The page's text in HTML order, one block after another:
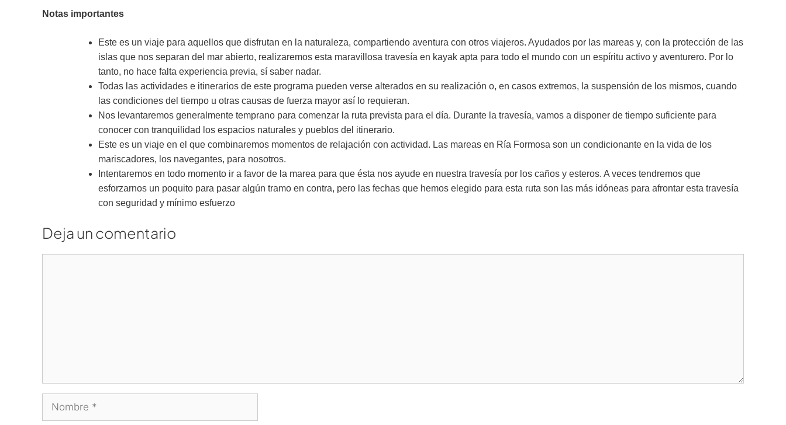
Notas importantes
Este es un viaje para aquellos que disfrutan en la naturaleza, compartiendo aventura con otros viajeros. Ayudados por las mareas y, con la protección de las
islas que nos separan del mar abierto, realizaremos esta maravillosa travesía en kayak apta para todo el mundo con un espíritu activo y aventurero. Por lo
tanto, no hace falta experiencia previa, sí saber nadar.
Todas las actividades e itinerarios de este programa pueden verse alterados en su realización o, en casos extremos, la suspensión de los mismos, cuando
las condiciones del tiempo u otras causas de fuerza mayor así lo requieran.
Nos levantaremos generalmente temprano para comenzar la ruta prevista para el día. Durante la travesía, vamos a disponer de tiempo suficiente para
conocer con tranquilidad los espacios naturales y pueblos del itinerario.
Este es un viaje en el que combinaremos momentos de relajación con actividad. Las mareas en Ría Formosa son un condicionante en la vida de los
mariscadores, los navegantes, para nosotros.
Intentaremos en todo momento ir a favor de la marea para que ésta nos ayude en nuestra travesía por los caños y esteros. A veces tendremos que
esforzarnos un poquito para pasar algún tramo en contra, pero las fechas que hemos elegido para esta ruta son las más idóneas para afrontar esta travesía
con seguridad y mínimo esfuerzo
Deja un comentario